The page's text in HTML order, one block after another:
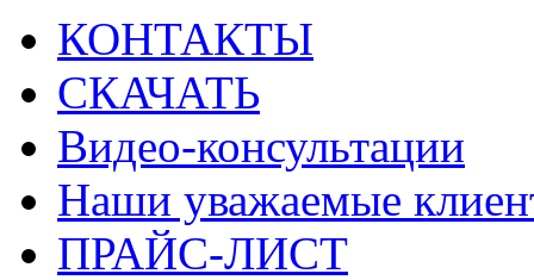
КОНТАКТЫ
СКАЧАТЬ
Видео-консультации
Наши уважаемые
ПРАЙС-ЛИСТ